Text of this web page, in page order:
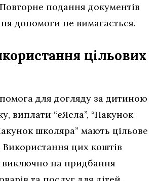
подання документів
допомоги не вимагається.
цільових
для догляду за дитиною
виплати “єЯсла”, “Пакунок
школяра” мають цільове
цих коштів
виключно на придбання